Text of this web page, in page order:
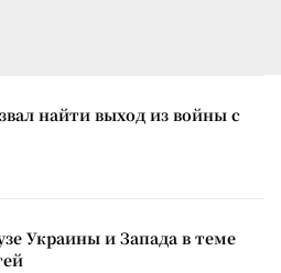
найти выход из войны с
Украины и Запада в теме